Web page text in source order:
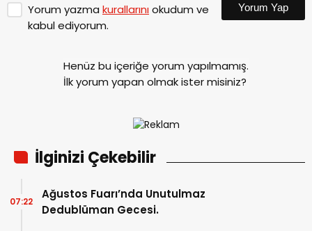
Yorum yazma kurallarınıokudum ve
kabul ediyorum.
Yorum Yap
Henüz bu içeriğe yorum yapılmamış.
İlk yorum yapan olmak ister misiniz?
İlginizi Çekebilir
Ağustos Fuarı’nda Unutulmaz
Dedublüman Gecesi.
07:22